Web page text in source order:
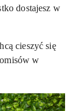
dostajesz w
cieszyć się
w